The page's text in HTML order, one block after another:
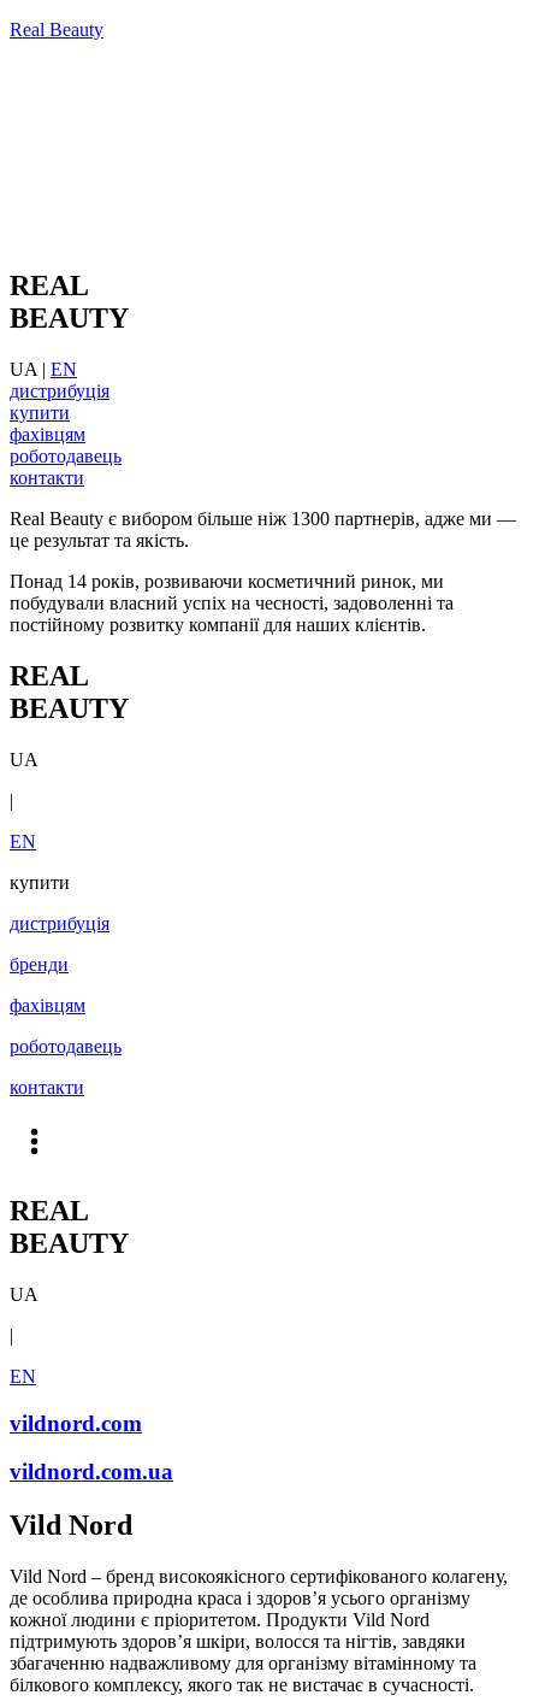
Real Beauty
REAL
BEAUTY
UA | EN
дистрибуція
купити
фахівцям
роботодавець
контакти
Real Beauty є вибором більше ніж 1300 партнерів, адже ми —
це результат та якість.
Понад 14 років, розвиваючи косметичний ринок, ми
побудували власний успіх на чесності, задоволенні та
постійному розвитку компанії для наших клієнтів.
REAL
BEAUTY
UA
|
EN
купити
дистрибуція
бренди
фахівцям
роботодавець
контакти
REAL
BEAUTY
UA
|
EN
vildnord.com
vildnord.com.ua
Vild Nord
Vild Nord – бренд високоякісного сертифікованого колагену,
де особлива природна краса і здоровʼя усього організму
кожної людини є пріоритетом. Продукти Vild Nord
підтримують здоровʼя шкіри, волосся та нігтів, завдяки
збагаченню надважливому для організму вітамінному та
білкового комплексу, якого так не вистачає в сучасності.